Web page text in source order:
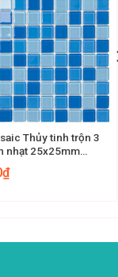
Thủy tinh trộn 3
nhạt 25x25mm
₫